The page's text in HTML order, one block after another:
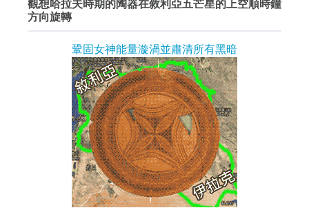
觀想哈拉夫時期的陶器在敘利亞五芒星的上空順時鐘
方向旋轉
鞏固女神能量漩渦並肅清所有黑暗